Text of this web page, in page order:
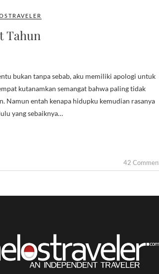
Tahun
kutanamkan semangat bahwa paling tidak
Namun entah kenapa hidupku kemudian rasanya
yang sebaiknya…
42